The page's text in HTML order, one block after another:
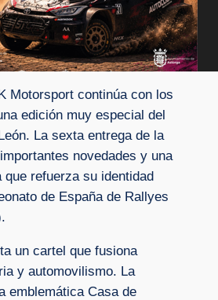
Motorsport continúa con los
edición muy especial del
La sexta entrega de la
novedades y una
que refuerza su identidad
de España de Rallyes
un cartel que fusiona
y automovilismo. La
emblemática Casa de